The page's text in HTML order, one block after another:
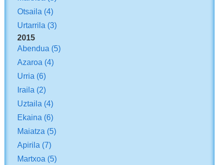
Otsaila (4)
Urtarrila (3)
2015
Abendua (5)
Azaroa (4)
Urria (6)
Iraila (2)
Uztaila (4)
Ekaina (6)
Maiatza (5)
Apirila (7)
Martxoa (5)